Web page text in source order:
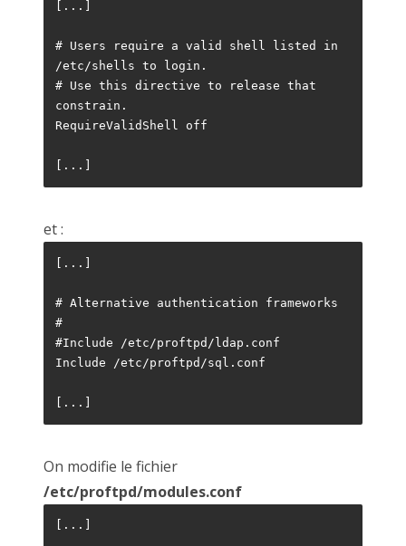
[...]
# Users require a valid shell listed in
/etc/shells to login.
# Use this directive to release that
constrain.
RequireValidShell off
[...]
et :
[...]
# Alternative authentication frameworks
#
#Include /etc/proftpd/ldap.conf
Include /etc/proftpd/sql.conf
[...]
On modifie le fichier
/etc/proftpd/modules.conf
[...]